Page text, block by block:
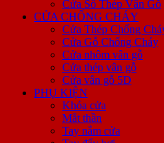
Cửa Sổ Thép Vân Gỗ
CỬA CHỐNG CHÁY
Cửa Thép Chống
Cửa Gỗ Chống Cháy
Cửa nhôm vân gỗ
Cửa thép vân gỗ
Cửa vân gỗ 5D
PHỤ KIỆN
Khóa cửa
Mắt thần
Tay nắm cửa